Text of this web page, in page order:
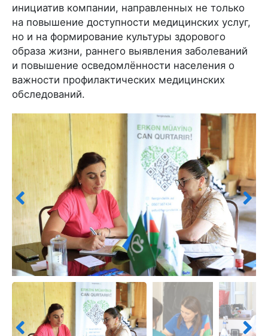
инициатив компании, направленных не только
на повышение доступности медицинских услуг,
но и на формирование культуры здорового
образа жизни, раннего выявления заболеваний
и повышение осведомлённости населения о
важности профилактических медицинских
обследований.